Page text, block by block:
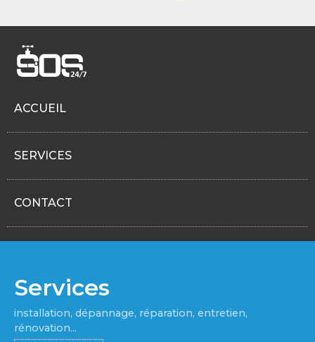
ACCUEIL
SERVICES
CONTACT
Services
installation, dépannage, réparation, entretien,
rénovation...